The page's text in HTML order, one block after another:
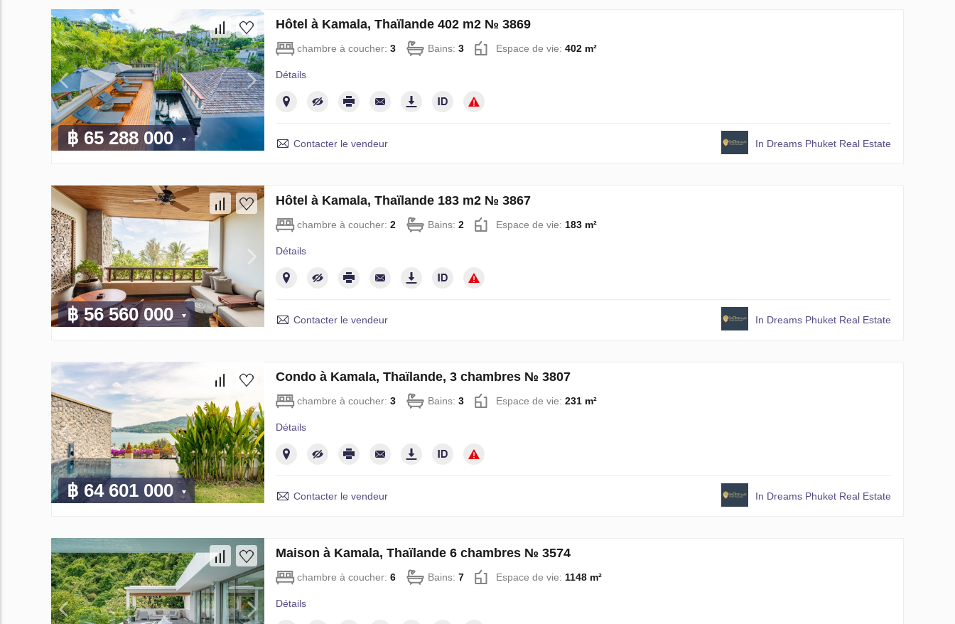
฿ 65 288 000
Hôtel à Kamala, Thaïlande 402 m2 № 3869
chambre à coucher: 3 Bains: 3 Espace de vie: 402 m²
Détails
Contacter le vendeur In Dreams Phuket Real Estate
฿ 56 560 000
Hôtel à Kamala, Thaïlande 183 m2 № 3867
chambre à coucher: 2 Bains: 2 Espace de vie: 183 m²
Détails
Contacter le vendeur In Dreams Phuket Real Estate
฿ 64 601 000
Condo à Kamala, Thaïlande, 3 chambres № 3807
chambre à coucher: 3 Bains: 3 Espace de vie: 231 m²
Détails
Contacter le vendeur In Dreams Phuket Real Estate
Maison à Kamala, Thaïlande 6 chambres № 3574
chambre à coucher: 6 Bains: 7 Espace de vie: 1148 m²
Détails